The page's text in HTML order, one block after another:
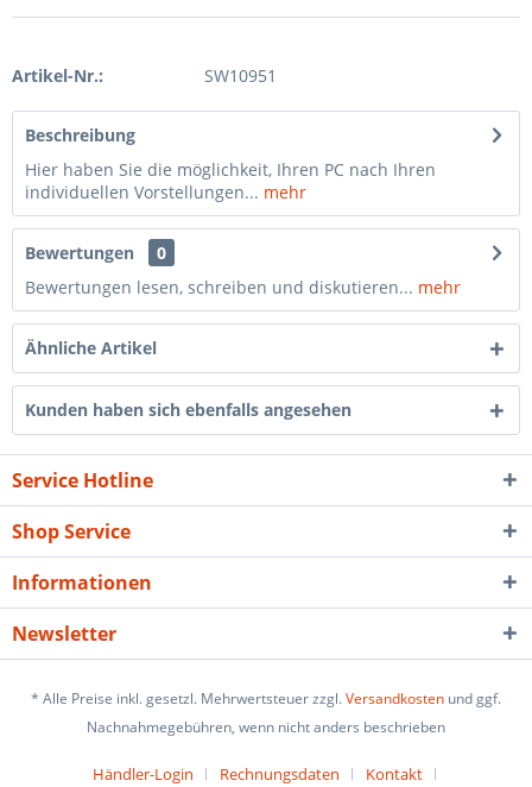
Artikel-Nr.: SW10951
Beschreibung
Hier haben Sie die möglichkeit, Ihren PC nach Ihren
individuellen Vorstellungen... mehr
Bewertungen
0
Bewertungen lesen, schreiben und diskutieren... mehr
Ähnliche Artikel
Kunden haben sich ebenfalls angesehen
Service Hotline
Shop Service
Informationen
Newsletter
* Alle Preise inkl. gesetzl. Mehrwertsteuer zzgl.Versandkosten und ggf.
Nachnahmegebühren, wenn nicht anders beschrieben
Händler-Login Rechnungsdaten Kontakt